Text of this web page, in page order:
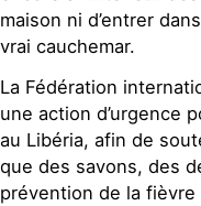
maison ni d’entrer
vrai cauchemar.
La Fédération
une action d’urgence
au Libéria, afin de
que des savons, des
prévention de la